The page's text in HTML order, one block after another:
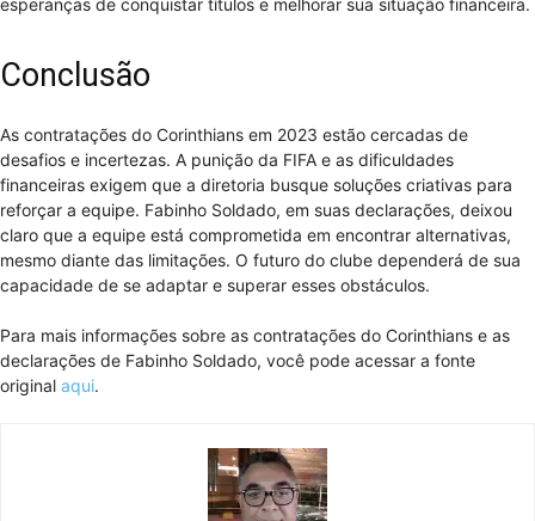
Conclusão
As contratações do Corinthians em 2023 estão cercadas de
desafios e incertezas. A punição da FIFA e as dificuldades
financeiras exigem que a diretoria busque soluções criativas para
reforçar a equipe. Fabinho Soldado, em suas declarações, deixou
claro que a equipe está comprometida em encontrar alternativas,
mesmo diante das limitações. O futuro do clube dependerá de sua
capacidade de se adaptar e superar esses obstáculos.
Para mais informações sobre as contratações do Corinthians e as
declarações de Fabinho Soldado, você pode acessar a fonte
original aqui.